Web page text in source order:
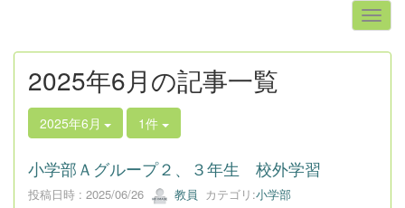
2025年6月の記事一覧
2025年6月 1件
小学部Ａグループ２、３年生 校外学習
投稿日時 : 2025/06/26 教員 カテゴリ:小学部